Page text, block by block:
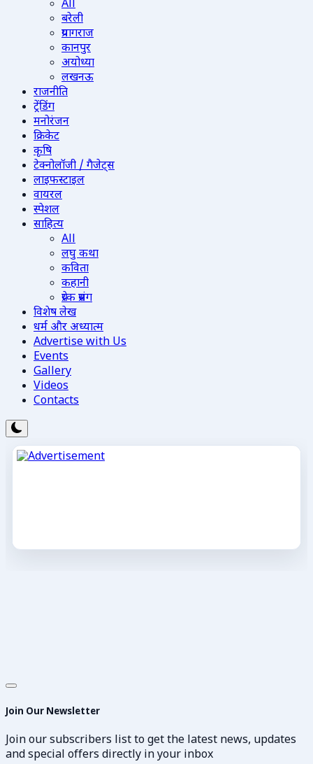
All
बरेली
प्रयागराज
कानपुर
अयोध्या
लखनऊ
राजनीति
ट्रेंडिंग
मनोरंजन
क्रिकेट
कृषि
टेक्नोलॉजी / गैजेट्स
लाइफस्टाइल
वायरल
स्पेशल
साहित्य
All
लघु कथा
कविता
कहानी
प्रेरक प्रसंग
विशेष लेख
धर्म और अध्यात्म
Advertise with Us
Events
Gallery
Videos
Contacts
Join Our Newsletter
Join our subscribers list to get the latest news, updates
and special offers directly in your inbox